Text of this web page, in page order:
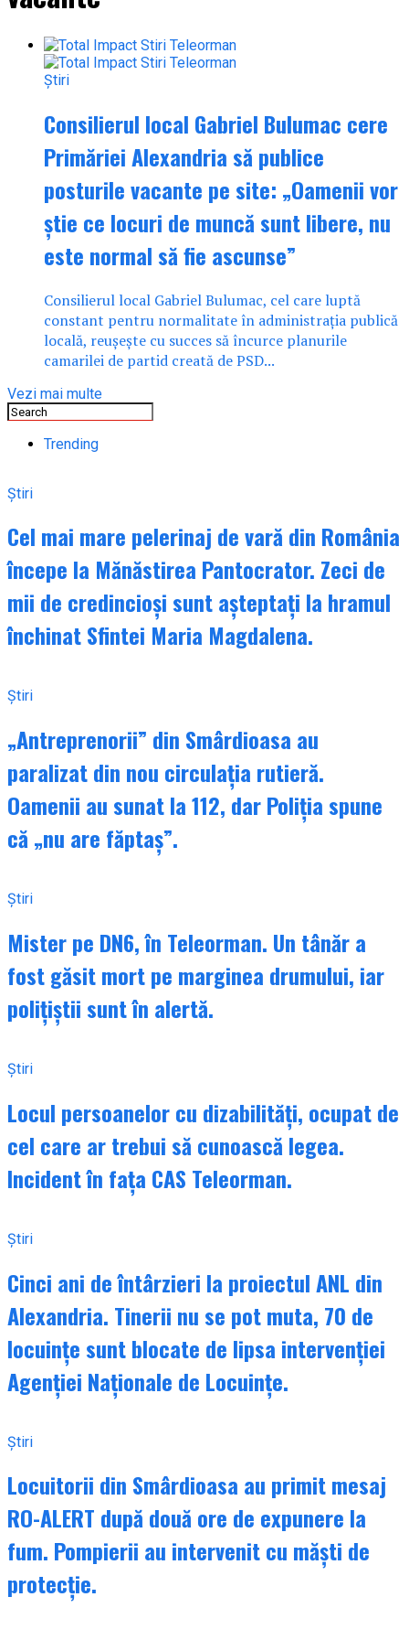
Știri
Consilierul local Gabriel Bulumac cere
Primăriei Alexandria să publice
posturile vacante pe site: „Oamenii vor
știe ce locuri de muncă sunt libere, nu
este normal să fie ascunse”
Consilierul local Gabriel Bulumac, cel care luptă
constant pentru normalitate în administrația publică
locală, reușește cu succes să încurce planurile
camarilei de partid creată de PSD...
Vezi mai multe
Trending
Știri
Cel mai mare pelerinaj de vară din România
începe la Mănăstirea Pantocrator. Zeci de
mii de credincioși sunt așteptați la hramul
închinat Sfintei Maria Magdalena.
Știri
„Antreprenorii” din Smârdioasa au
paralizat din nou circulația rutieră.
Oamenii au sunat la 112, dar Poliția spune
că „nu are făptaș”.
Știri
Mister pe DN6, în Teleorman. Un tânăr a
fost găsit mort pe marginea drumului, iar
polițiștii sunt în alertă.
Știri
Locul persoanelor cu dizabilități, ocupat de
cel care ar trebui să cunoască legea.
Incident în fața CAS Teleorman.
Știri
Cinci ani de întârzieri la proiectul ANL din
Alexandria. Tinerii nu se pot muta, 70 de
locuințe sunt blocate de lipsa intervenției
Agenției Naționale de Locuințe.
Știri
Locuitorii din Smârdioasa au primit mesaj
RO-ALERT după două ore de expunere la
fum. Pompierii au intervenit cu măști de
protecție.